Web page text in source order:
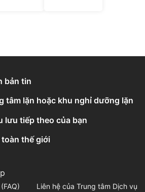
bản tin
tâm lặn hoặc khu nghỉ dưỡng lặn
lưu tiếp theo của bạn
thế giới
Liên hệ của Trung tâm Dịch vụ